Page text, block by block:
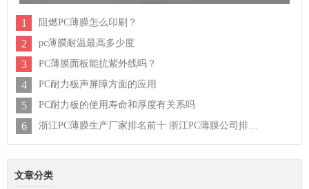
1 阻燃PC薄膜怎么印刷？
2 pc薄膜耐温最高多少度
3 PC薄膜面板能抗紫外线吗？
4 PC耐力板声屏障方面的应用
5 PC耐力板的使用寿命和厚度有关系吗
6 浙江PC薄膜生产厂家排名前十 浙江PC薄膜公司排行榜
文章分类